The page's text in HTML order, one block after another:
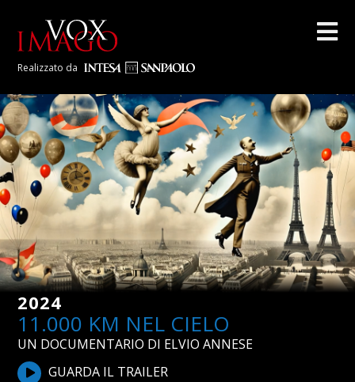
Realizzato da
2024
11.000 KM NEL CIELO
UN DOCUMENTARIO DI ELVIO ANNESE
GUARDA IL TRAILER